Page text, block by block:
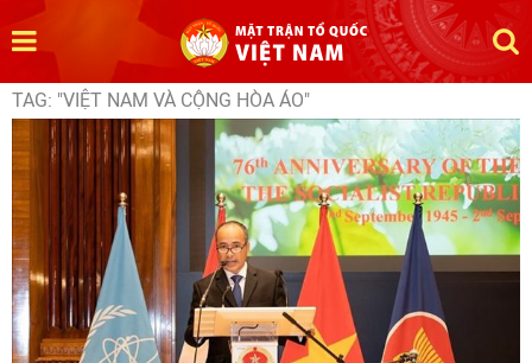
TAG: "VIỆT NAM VÀ CỘNG HÒA ÁO"